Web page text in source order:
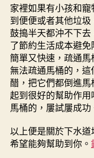
家裡如果有小孩和
到便便或者其他垃
鼓搗半天都沖不下
了節約生活成本避
簡單又快速，疏通
無法疏通馬桶的，
醋，把它們都倒進
起到很好的幫助作
馬桶的，屢試屢成功
以上便是關於下水道
希望能夠幫助到你。